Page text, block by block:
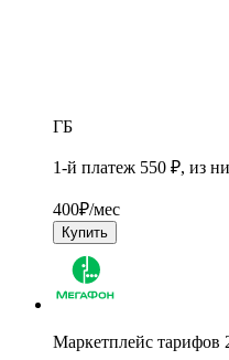
ГБ
1-й платеж 550 ₽, из
400₽/мес
Купить
Маркетплейс тарифов